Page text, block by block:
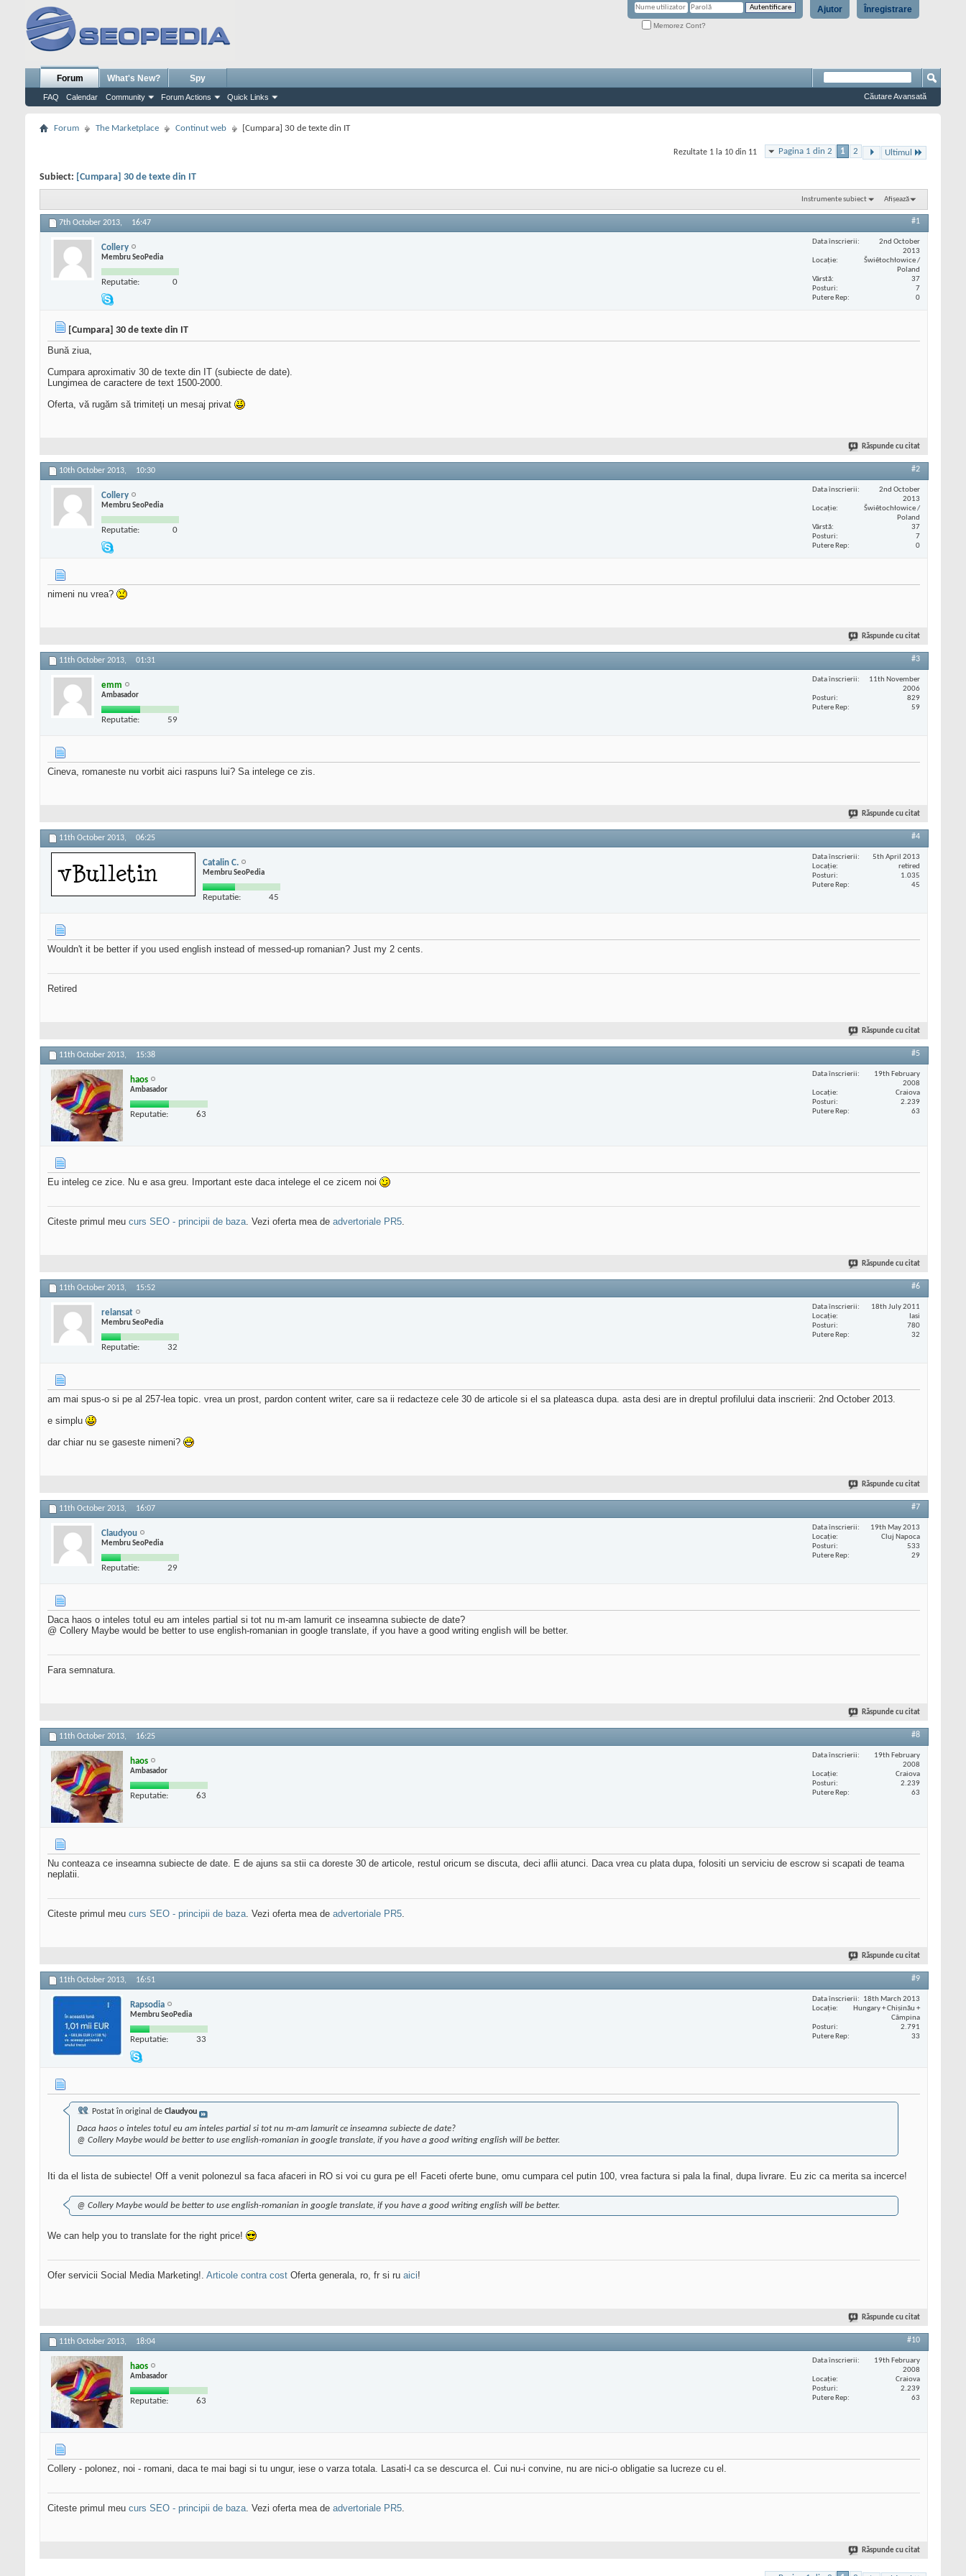
Înregistrare
Ajutor
Memorez Cont?
Forum
FAQ Calendar Community Forum Actions Quick Links
What's New? Spy
Căutare Avansată
Forum The Marketplace Continut web [Cumpara] 30 de texte din IT
Pagina 1 din 2 1 2 Ultimul
Rezultate 1 la 10 din 11
Subiect: [Cumpara] 30 de texte din IT
Instrumente subiect Afișează
7th October 2013, 16:47 #1
Collery
Membru SeoPedia
Reputatie: 0
Data înscrierii
2nd October
2013
Locaţie
Šwiêtochłowice /
Poland
Vârstă
37
Posturi
7
Putere Rep
0
[Cumpara] 30 de texte din IT
Bună ziua,
Cumpara aproximativ 30 de texte din IT (subiecte de date).
Lungimea de caractere de text 1500-2000.
Oferta, vă rugăm să trimiteți un mesaj privat
Răspunde cu citat
10th October 2013, 10:30 #2
Collery
Membru SeoPedia
Reputatie: 0
Data înscrierii
2nd October
2013
Locaţie
Šwiêtochłowice /
Poland
Vârstă
37
Posturi
7
Putere Rep
0
nimeni nu vrea?
Răspunde cu citat
11th October 2013, 01:31 #3
emm
Ambasador
Reputatie: 59
Data înscrierii
11th November
2006
Posturi
829
Putere Rep
59
Cineva, romaneste nu vorbit aici raspuns lui? Sa intelege ce zis.
Răspunde cu citat
11th October 2013, 06:25 #4
Catalin C.
Membru SeoPedia
Reputatie: 45
Data înscrierii
5th April 2013
Locaţie
retired
Posturi
1.035
Putere Rep
45
Wouldn't it be better if you used english instead of messed-up romanian? Just my 2 cents.
Retired
Răspunde cu citat
11th October 2013, 15:38 #5
haos
Ambasador
Reputatie: 63
Data înscrierii
19th February
2008
Locaţie
Craiova
Posturi
2.239
Putere Rep
63
Eu inteleg ce zice. Nu e asa greu. Important este daca intelege el ce zicem noi
Citeste primul meu curs SEO - principii de baza. Vezi oferta mea de advertoriale PR5.
Răspunde cu citat
11th October 2013, 15:52 #6
relansat
Membru SeoPedia
Reputatie: 32
Data înscrierii
18th July 2011
Locaţie
Iasi
Posturi
780
Putere Rep
32
am mai spus-o si pe al 257-lea topic. vrea un prost, pardon content writer, care sa ii redacteze cele 30 de articole si el sa plateasca dupa. asta desi are in dreptul profilului data inscrierii: 2nd October 2013.
e simplu
dar chiar nu se gaseste nimeni?
Răspunde cu citat
11th October 2013, 16:07 #7
Claudyou
Membru SeoPedia
Reputatie: 29
Data înscrierii
19th May 2013
Locaţie
Cluj Napoca
Posturi
533
Putere Rep
29
Daca haos o inteles totul eu am inteles partial si tot nu m-am lamurit ce inseamna subiecte de date?
@ Collery Maybe would be better to use english-romanian in google translate, if you have a good writing english will be better.
Fara semnatura.
Răspunde cu citat
11th October 2013, 16:25 #8
haos
Ambasador
Reputatie: 63
Data înscrierii
19th February
2008
Locaţie
Craiova
Posturi
2.239
Putere Rep
63
Nu conteaza ce inseamna subiecte de date. E de ajuns sa stii ca doreste 30 de articole, restul oricum se discuta, deci aflii atunci. Daca vrea cu plata dupa, folositi un serviciu de escrow si scapati de teama
neplatii.
Citeste primul meu curs SEO - principii de baza. Vezi oferta mea de advertoriale PR5.
Răspunde cu citat
11th October 2013, 16:51 #9
Rapsodia
Membru SeoPedia
Reputatie: 33
Data înscrierii
18th March 2013
Locaţie
Hungary + Chișinău +
Câmpina
Posturi
2.791
Putere Rep
33
Postat în original de Claudyou
Daca haos o inteles totul eu am inteles partial si tot nu m-am lamurit ce inseamna subiecte de date?
@ Collery Maybe would be better to use english-romanian in google translate, if you have a good writing english will be better.
Iti da el lista de subiecte! Off a venit polonezul sa faca afaceri in RO si voi cu gura pe el! Faceti oferte bune, omu cumpara cel putin 100, vrea factura si pala la final, dupa livrare. Eu zic ca merita sa incerce!
@ Collery Maybe would be better to use english-romanian in google translate, if you have a good writing english will be better.
We can help you to translate for the right price!
Ofer servicii Social Media Marketing!. Articole contra cost Oferta generala, ro, fr si ru aici!
Răspunde cu citat
11th October 2013, 18:04 #10
haos
Ambasador
Reputatie: 63
Data înscrierii
19th February
2008
Locaţie
Craiova
Posturi
2.239
Putere Rep
63
Collery - polonez, noi - romani, daca te mai bagi si tu ungur, iese o varza totala. Lasati-l ca se descurca el. Cui nu-i convine, nu are nici-o obligatie sa lucreze cu el.
Citeste primul meu curs SEO - principii de baza. Vezi oferta mea de advertoriale PR5.
Răspunde cu citat